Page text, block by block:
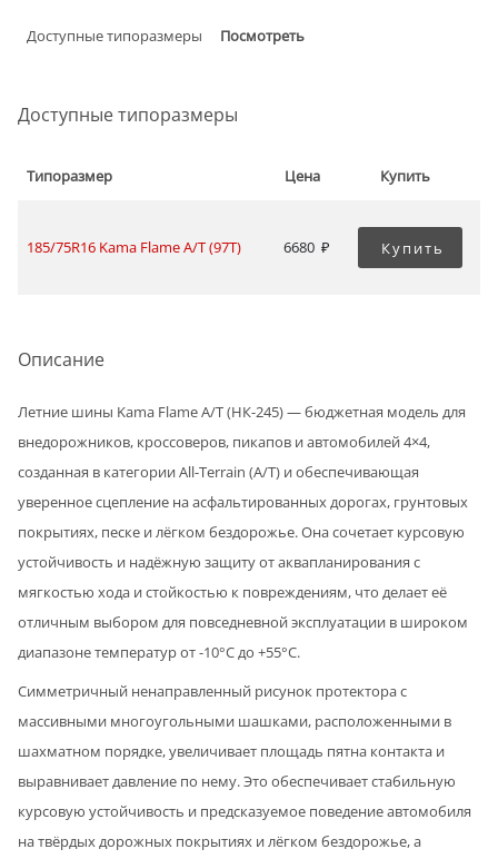
Доступные типоразмеры Посмотреть
Доступные типоразмеры
Типоразмер Цена Купить
185/75R16 Kama Flame A/T (97T) 6680 Купить
Описание
Летние шины Kama Flame A/T (НК-245) — бюджетная модель для
внедорожников, кроссоверов, пикапов и автомобилей 4×4,
созданная в категории All-Terrain (A/T) и обеспечивающая
уверенное сцепление на асфальтированных дорогах, грунтовых
покрытиях, песке и лёгком бездорожье. Она сочетает курсовую
устойчивость и надёжную защиту от аквапланирования с
мягкостью хода и стойкостью к повреждениям, что делает её
отличным выбором для повседневной эксплуатации в широком
диапазоне температур от -10°C до +55°C.
Симметричный ненаправленный рисунок протектора с
массивными многоугольными шашками, расположенными в
шахматном порядке, увеличивает площадь пятна контакта и
выравнивает давление по нему. Это обеспечивает стабильную
курсовую устойчивость и предсказуемое поведение автомобиля
на твёрдых дорожных покрытиях и лёгком бездорожье, а